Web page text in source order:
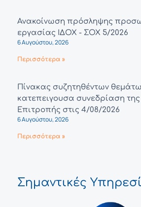
Ανακοίνωση πρόσληψης
εργασίας ΙΔΟΧ - ΣΟΧ 5/2026
6 Αυγούστου, 2026
Περισσότερα »
Πίνακας συζητηθέντων
κατεπειγουσα συνεδρίαση της
Επιτροπής στις 4/08/2026
6 Αυγούστου, 2026
Περισσότερα »
Σημαντικές